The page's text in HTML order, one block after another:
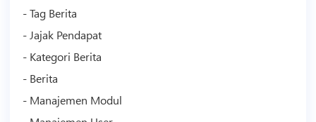
- Tag Berita
- Jajak Pendapat
- Kategori Berita
- Berita
- Manajemen Modul